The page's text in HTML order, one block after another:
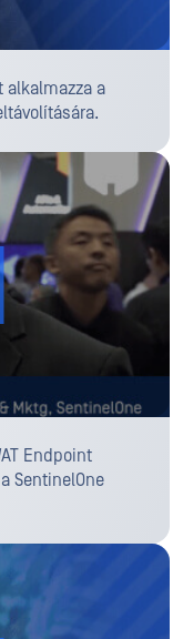
alkalmazza a
Endpoint
SentinelOne